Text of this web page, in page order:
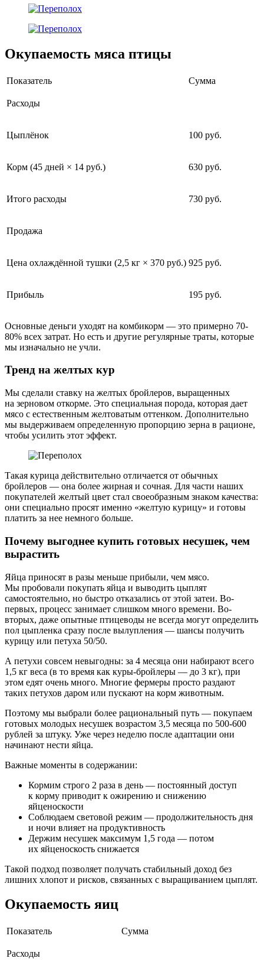
Окупаемость мяса птицы
Показатель Сумма
Расходы
Цыплёнок 100 руб.
Корм (45 дней × 14 руб.) 630 руб.
Итого расходы 730 руб.
Продажа
Цена охлаждённой тушки (2,5 кг × 370 руб.) 925 руб.
Прибыль 195 руб.
Основные деньги уходят на комбикорм — это примерно 70-
80% всех затрат. Но есть и другие регулярные траты, которые
мы изначально не учли.
Тренд на желтых кур
Мы сделали ставку на желтых бройлеров, выращенных
на зерновом откорме. Это специальная порода, которая дает
мясо с естественным желтоватым оттенком. Дополнительно
мы выдерживаем определенную пропорцию зерна в рационе,
чтобы усилить этот эффект.
Такая курица действительно отличается от обычных
бройлеров — она более жирная и сочная. Для части наших
покупателей желтый цвет стал своеобразным знаком качества:
они специально просят именно «желтую курицу» и готовы
платить за нее немного больше.
Почему выгоднее купить готовых несушек, чем
вырастить
Яйца приносят в разы меньше прибыли, чем мясо.
Мы пробовали покупать яйца и выводить цыплят
самостоятельно, но быстро отказались от этой затеи. Во-
первых, процесс занимает слишком много времени. Во-
вторых, даже опытные птицеводы не всегда могут определить
пол цыпленка сразу после вылупления — шансы получить
курицу или петуха 50/50.
А петухи совсем невыгодны: за 4 месяца они набирают всего
1,5 кг веса (в то время как куры-бройлеры — до 3 кг), при
этом едят очень много. Многие фермеры просто раздают
таких петухов даром или пускают на корм животным.
Поэтому мы выбрали более рациональный путь — покупаем
готовых молодых несушек возрастом 3,5 месяца по 500-600
рублей за штуку. Уже через неделю после адаптации они
начинают нести яйца.
Важные моменты в содержании:
Кормим строго 2 раза в день — постоянный доступ
к корму приводит к ожирению и снижению
яйценоскости
Соблюдаем световой режим — продолжительность дня
и ночи влияет на продуктивность
Держим несушек максимум 1,5 года — потом
их яйценоскость снижается
Такой подход позволяет получать стабильный доход без
лишних хлопот и рисков, связанных с выращиванием цыплят.
Окупаемость яиц
Показатель Сумма
Расходы